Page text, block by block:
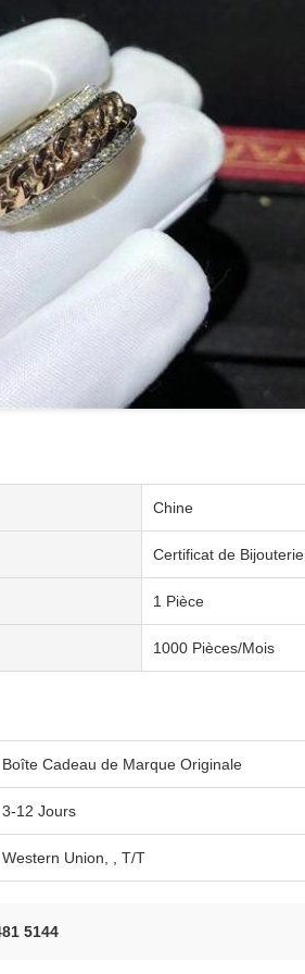
Chine
Certificat de Bijouterie
1 Pièce
1000 Pièces/Mois
Boîte Cadeau de Marque Originale
3-12 Jours
Western Union, , T/T
5144